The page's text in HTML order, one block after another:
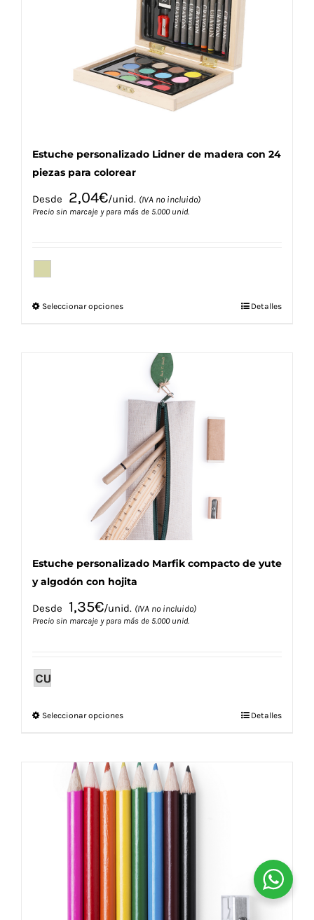
pueden
elegir
en
la
página
de
producto
Estuche personalizado Lidner de madera con 24
piezas para colorear
Desde 2,04€/unid. (IVA no incluido)
Precio sin marcaje y para más de 5.000 unid.
Seleccionar opcionesEste
múltiples
variantes.
opciones
pueden
elegir
en
la
página
de
producto
Detalles
Estuche personalizado Marfik compacto de yute
y algodón con hojita
Desde 1,35€/unid. (IVA no incluido)
Precio sin marcaje y para más de 5.000 unid.
Seleccionar opcionesEste
múltiples
variantes.
Las
opciones
pueden
elegir
la
página
Detalles